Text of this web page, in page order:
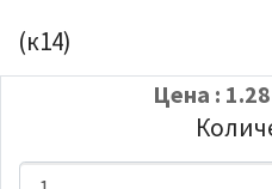
(к14)
Цена :